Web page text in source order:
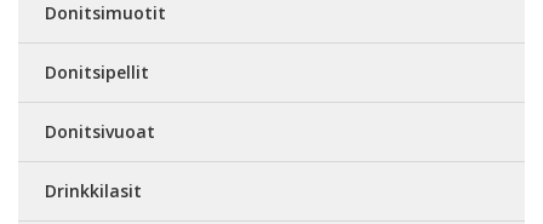
Donitsimuotit
Donitsipellit
Donitsivuoat
Drinkkilasit